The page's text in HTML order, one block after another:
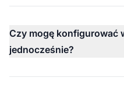
Czy mogę konfigurować
jednocześnie?